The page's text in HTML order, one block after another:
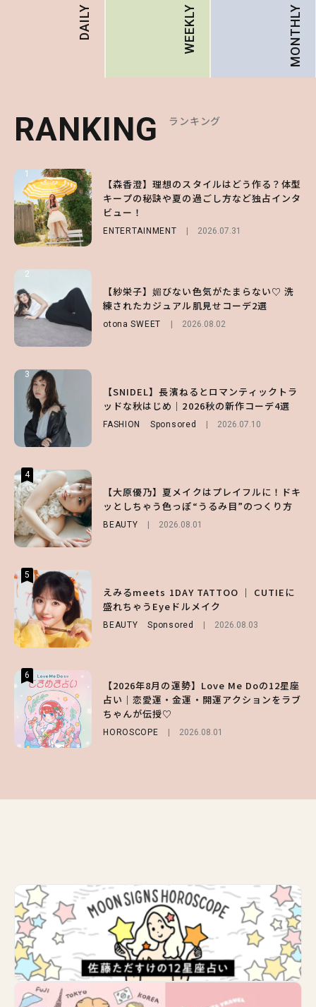
DAILY WEEKLY MONTHLY
RANKING ランキング
1
【森香澄】理想のスタイルはどう作る？体型
キープの秘訣や夏の過ごし方など独占インタ
ビュー！
ENTERTAINMENT 2026.07.31
2
【紗栄子】媚びない色気がたまらない♡ 洗
練されたカジュアル肌見せコーデ2選
otona SWEET 2026.08.02
3
【SNIDEL】長濱ねるとロマンティックトラ
ッドな秋はじめ｜2026秋の新作コーデ4選
FASHION Sponsored 2026.07.10
4
【大原優乃】夏メイクはプレイフルに！ドキ
ッとしちゃう色っぽ“うるみ目”のつくり方
BEAUTY 2026.08.01
5
えみるmeets 1DAY TATTOO ｜ CUTIEに
盛れちゃうEyeドルメイク
BEAUTY Sponsored 2026.08.03
6
【2026年8月の運勢】Love Me Doの12星座
占い｜恋愛運・金運・開運アクションをラブ
ちゃんが伝授♡
HOROSCOPE 2026.08.01
RANKING ランキング
1
【ハローキティ】がスシローと初コラボ♡
第1弾の気になるメニュー＆限定グッズを総
チェック！
LIFESTYLE 2026.07.31
2
【大原優乃】夏メイクはプレイフルに！ドキ
ッとしちゃう色っぽ“うるみ目”のつくり方
BEAUTY 2026.08.01
3
【スタバ】約160通りのカスタマイズができ
る⁉ 39店舗限定『My フルーツ³ フラペチー
ノ®』を徹底レポ♡
2026.07.30
4
【齋藤飛鳥】人生初のロブに！「意外としっ
くりくるし、すごく新鮮で心地いい」ヘアカ
ットの様子を独占でお届け♡
ENTERTAINMENT
5
【森香澄】理想のスタイルはどう作る？体型
キープの秘訣や夏の過ごし方など独占インタ
ビュー！
ENTERTAINMENT 2026.07.31
6
【SNIDEL】長濱ねるとロマンティックトラ
ッドな秋はじめ｜2026秋の新作コーデ4選
RANKING ランキング
1
【SNIDEL】長濱ねるとロマンティックトラ
ッドな秋はじめ｜2026秋の新作コーデ4選
2
【付録】総柄ハローキティが可愛すぎ♡ 紀
ノ国屋コラボの“優秀保冷バッグ”は夏の強
い味方！【オトナミューズ9月号増刊】
2026.07.12
3
【谷まりあ】夏は“シアースカート”でさり
げなく肌見せ！透け感のニュアンスを楽しめ
るマストハブアイテム4選
4
【夏ヘアのくずれ・うねりに】ヘアメイク夢
月直伝♡ ドライシャンプー「バティスト」
を使ったプロ級スタイリング3選
Sponsored
5
【ハローキティ】がスシローと初コラボ♡
第1弾の気になるメニュー＆限定グッズを総
チェック！
2026.07.31
6
【GU】夏の“主役級”アイテム決定！ヘルシ
ー＆可愛すぎる「大人の肌見せ」トップス3
選
FASHION 2026.07.19